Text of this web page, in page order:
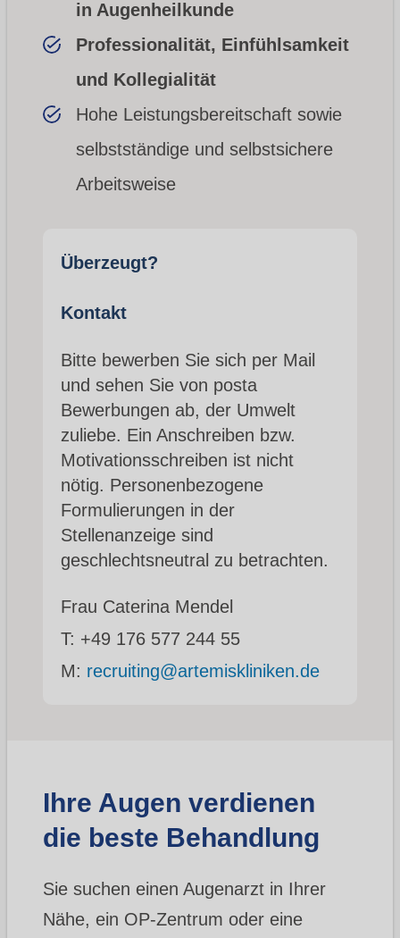
in Augenheilkunde
Professionalität, Einfühlsamkeit
und Kollegialität
Hohe Leistungsbereitschaft sowie
selbstständige und selbstsichere
Arbeitsweise
Überzeugt?
Kontakt
Bitte bewerben Sie sich per Mail
und sehen Sie von posta
Bewerbungen ab, der Umwelt
zuliebe. Ein Anschreiben bzw.
Motivationsschreiben ist nicht
nötig. Personenbezogene
Formulierungen in der
Stellenanzeige sind
geschlechtsneutral zu betrachten.
Frau Caterina Mendel
T: +49 176 577 244 55
M: recruiting@artemiskliniken.de
Ihre Augen verdienen
die beste Behandlung
Sie suchen einen Augenarzt in Ihrer
Nähe, ein OP-Zentrum oder eine